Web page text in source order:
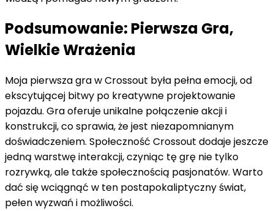
Podsumowanie: Pierwsza Gra,
Wielkie Wrażenia
Moja pierwsza gra w Crossout była pełna emocji, od
ekscytującej bitwy po kreatywne projektowanie
pojazdu. Gra oferuje unikalne połączenie akcji i
konstrukcji, co sprawia, że ​​jest niezapomnianym
doświadczeniem. Społeczność Crossout dodaje jeszcze
jedną warstwę interakcji, czyniąc tę grę nie tylko
rozrywką, ale także społecznością pasjonatów. Warto
dać się wciągnąć w ten postapokaliptyczny świat,
pełen wyzwań i możliwości.